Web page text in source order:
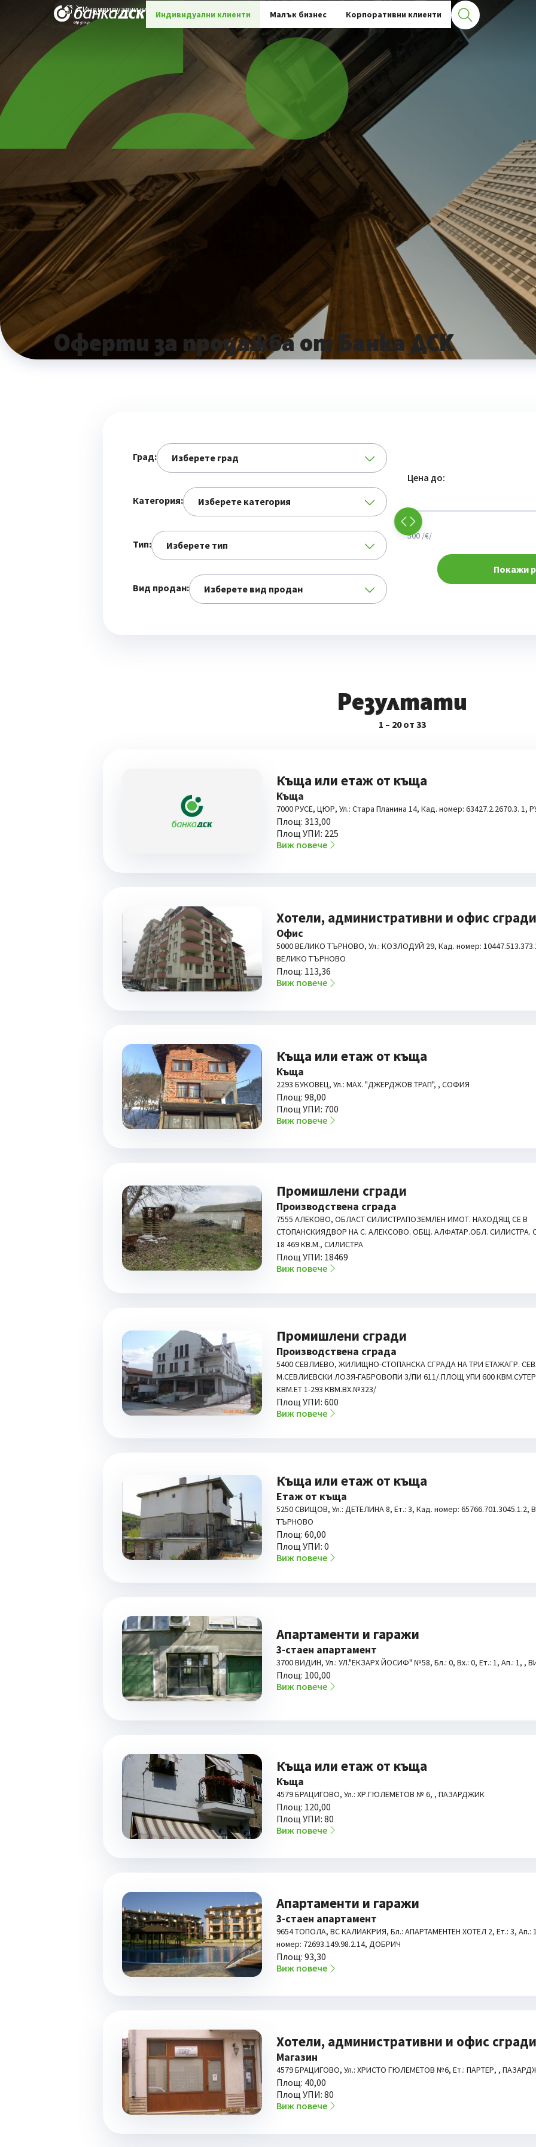
Индивидуални клиенти Малък бизнес Корпоративни клиенти
Оферти за продажба от Банка ДСК
Индивидуални клиенти
Град:
Категория:
Тип:
Вид продан:
Цена до:
500 /€/
Покажи
Резултати
1 – 20 от 33
Къща или етаж от къща
Къща
7000 РУСЕ, ЦЮР, Ул.: Стара Планина 14, Кад. номер: 63427.2.2670.3. 1,
Площ: 313,00
Площ УПИ: 225
Виж повече
Хотели, административни и офис сгради
Офис
5000 ВЕЛИКО ТЪРНОВО, Ул.: КОЗЛОДУЙ 29, Кад. номер:
ВЕЛИКО ТЪРНОВО
Площ: 113,36
Виж повече
Къща или етаж от къща
Къща
2293 БУКОВЕЦ, Ул.: МАХ. "ДЖЕРДЖОВ ТРАП", , СОФИЯ
Площ: 98,00
Площ УПИ: 700
Виж повече
Промишлени сгради
Производствена сграда
7555 АЛЕКОВО, ОБЛАСТ СИЛИСТРАПОЗЕМЛЕН ИМОТ. НАХОДЯЩ СЕ В
СТОПАНСКИЯДВОР НА С. АЛЕКСОВО. ОБЩ. АЛФАТАР.ОБЛ. СИЛИСТРА.
18 469 КВ.М., СИЛИСТРА
Площ УПИ: 18469
Виж повече
Промишлени сгради
Производствена сграда
5400 СЕВЛИЕВО, ЖИЛИЩНО-СТОПАНСКА СГРАДА НА ТРИ ЕТАЖАГР.
М.СЕВЛИЕВСКИ ЛОЗЯ-ГАБРОВОПИ 3/ПИ 611/.ПЛОЩ УПИ 600
КВМ.ЕТ 1-293 КВМ.ВХ.№323/
Площ УПИ: 600
Виж повече
Къща или етаж от къща
Етаж от къща
5250 СВИЩОВ, Ул.: ДЕТЕЛИНА 8, Ет.: 3, Кад. номер: 65766.701.3045.1.2,
ТЪРНОВО
Площ: 60,00
Площ УПИ: 0
Виж повече
Апартаменти и гаражи
3-стаен апартамент
3700 ВИДИН, Ул.: УЛ."ЕКЗАРХ ЙОСИФ" №58, Бл.: 0, Вх.: 0, Ет.: 1, Ап.: 1, ,
Площ: 100,00
Виж повече
Къща или етаж от къща
Къща
4579 БРАЦИГОВО, Ул.: ХР.ГЮЛЕМЕТОВ № 6, , ПАЗАРДЖИК
Площ: 120,00
Площ УПИ: 80
Виж повече
Апартаменти и гаражи
3-стаен апартамент
9654 ТОПОЛА, ВС КАЛИАКРИЯ, Бл.: АПАРТАМЕНТЕН ХОТЕЛ 2, Ет.: 3, Ап.:
номер: 72693.149.98.2.14, ДОБРИЧ
Площ: 93,30
Виж повече
Хотели, административни и офис сгради
Магазин
4579 БРАЦИГОВО, Ул.: ХРИСТО ГЮЛЕМЕТОВ №6, Ет.: ПАРТЕР, ,
Площ: 40,00
Площ УПИ: 80
Виж повече